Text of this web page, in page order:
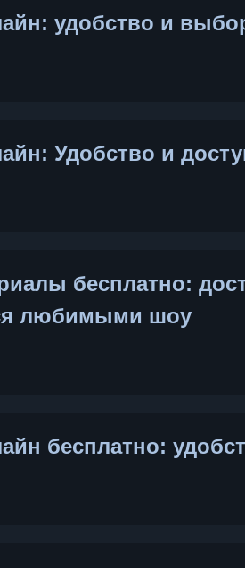
удобство и
Удобство и
бесплатно:
любимыми шоу
бесплатно: